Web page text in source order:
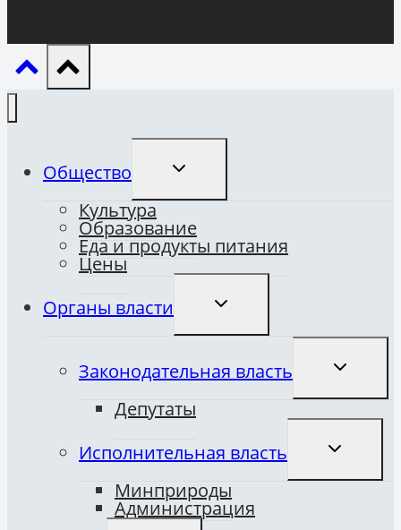
Общество
ПЕРЕКЛЮЧИТЬ
ДОЧЕРНЕЕ
Культура
Образование
Еда и продукты питания
Цены
Органы власти
ПЕРЕКЛЮЧИТЬ
ДОЧЕРНЕЕ
Законодательная власть
Депутаты
Исполнительная власть
Минприроды
Администрация